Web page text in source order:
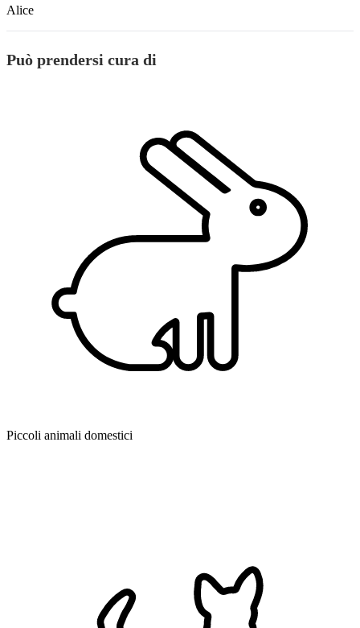
Alice
Può prendersi cura di
Piccoli animali domestici